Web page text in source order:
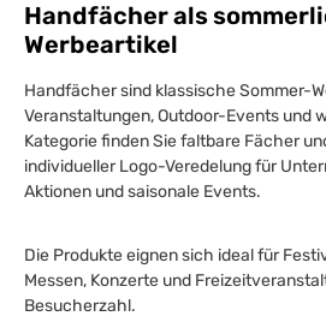
Handfächer als
Werbeartikel
Handfächer sind klassische Sommer-
Veranstaltungen, Outdoor-Events und
Kategorie finden Sie faltbare Fächer
individueller Logo-Veredelung für
Aktionen und saisonale Events.
Die Produkte eignen sich ideal für
Messen, Konzerte und
Besucherzahl.